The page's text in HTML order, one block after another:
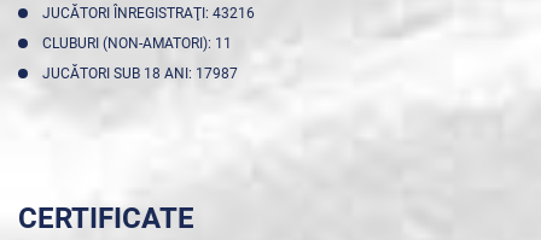
JUCĂTORI ÎNREGISTRAŢI: 43216
CLUBURI (NON-AMATORI): 11
JUCĂTORI SUB 18 ANI: 17987
CERTIFICATE